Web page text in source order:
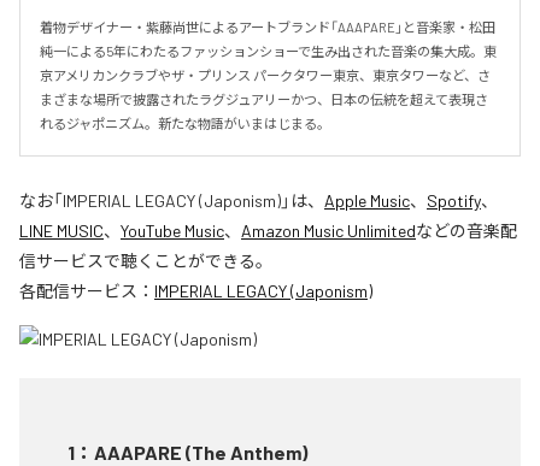
着物デザイナー・紫藤尚世によるアートブランド「AAAPARE」と音楽家・松田
純一による5年にわたるファッションショーで生み出された音楽の集大成。東
京アメリカンクラブやザ・プリンス パークタワー東京、東京タワーなど、さ
まざまな場所で披露されたラグジュアリーかつ、日本の伝統を超えて表現さ
れるジャポニズム。新たな物語がいまはじまる。
なお「IMPERIAL LEGACY (Japonism)」は、 Apple Music、 Spotify、
LINE MUSIC、 YouTube Music、 Amazon Music Unlimitedなどの音楽配
信サービスで聴くことができる。
各配信サービス： IMPERIAL LEGACY (Japonism)
1 ： AAAPARE (The Anthem)